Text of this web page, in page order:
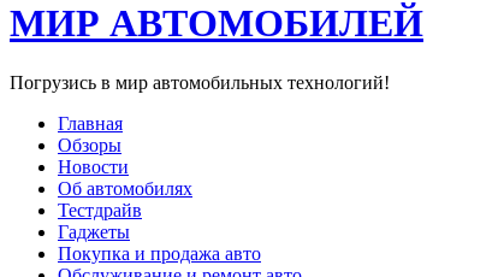
МИР АВТОМОБИЛЕЙ
Погрузись в мир автомобильных технологий!
Главная
Обзоры
Новости
Об автомобилях
Тестдрайв
Гаджеты
Покупка и продажа авто